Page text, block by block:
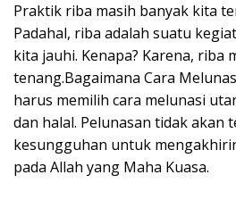
Praktik riba masih banyak kita
Padahal, riba adalah suatu
kita jauhi. Kenapa? Karena, riba
tenang.Bagaimana Cara
harus memilih cara melunasi
dan halal. Pelunasan tidak akan
kesungguhan untuk
pada Allah yang Maha Kuasa.